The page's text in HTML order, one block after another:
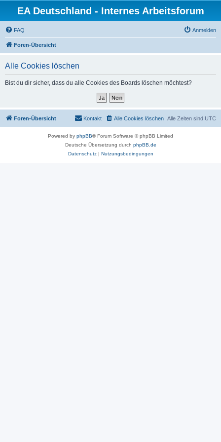
EA Deutschland - Internes Arbeitsforum
FAQ Anmelden
Foren-Übersicht
Alle Cookies löschen
Bist du dir sicher, dass du alle Cookies des Boards löschen möchtest?
Foren-Übersicht Alle Zeiten sind UTC
Alle Cookies löschen
Kontakt
Powered by phpBB® Forum Software © phpBB Limited
Deutsche Übersetzung durch phpBB.de
Datenschutz| Nutzungsbedingungen